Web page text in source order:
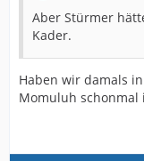
Aber Stürmer
Kader.
Haben wir damals
Momuluh